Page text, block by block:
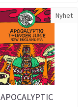
Nyhet
APOCALYPTIC